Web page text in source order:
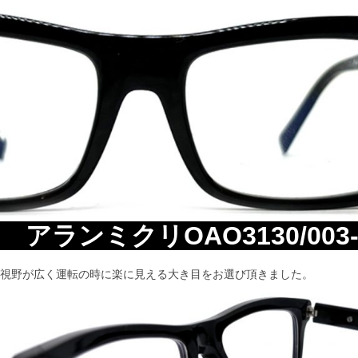
アランミクリOAO3130/
視野が広く運転の時に楽に見える大き目をお選び頂きました。